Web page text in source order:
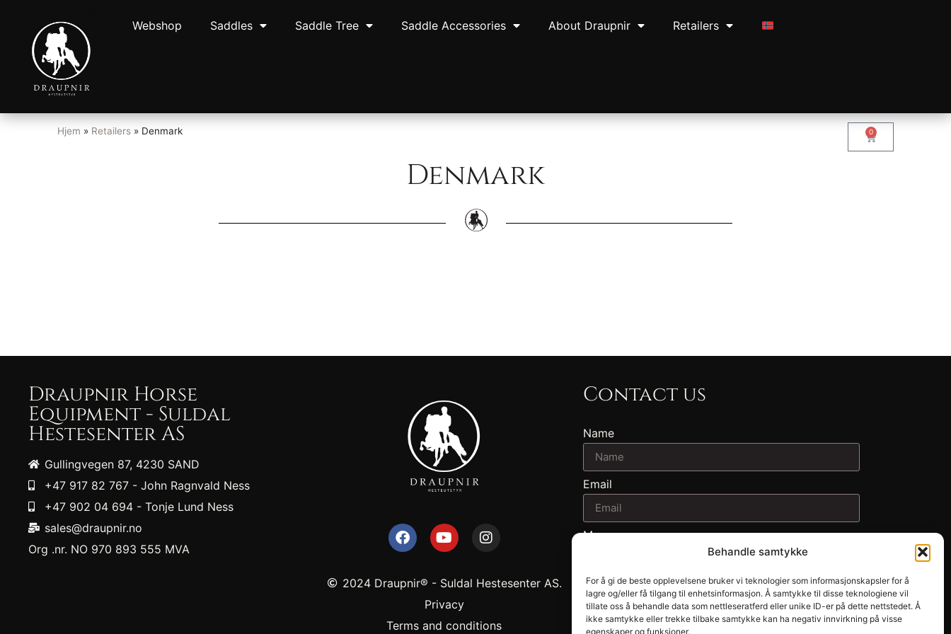
Behandle samtykke
For å gi de beste opplevelsene bruker vi teknologier som informasjonskapsler for å
lagre og/eller få tilgang til enhetsinformasjon. Å samtykke til disse teknologiene vil
tillate oss å behandle data som nettleseratferd eller unike ID-er på dette nettstedet. Å
ikke samtykke eller trekke tilbake samtykke kan ha negativ innvirkning på visse
egenskaper og funksjoner.
Webshop Saddles Saddle Tree Saddle Accessories About Draupnir Retailers
Hjem » Retailers» Denmark 0
Denmark
Draupnir Horse
Equipment - Suldal
Hestesenter AS
Gullingvegen 87, 4230 SAND
+47 917 82 767 - John Ragnvald Ness
+47 902 04 694 - Tonje Lund Ness
sales@draupnir.no
Org .nr. NO 970 893 555 MVA
2024 Draupnir® - Suldal Hestesenter AS.
Privacy
Terms and conditions​
Contact us
Name
Email
Message